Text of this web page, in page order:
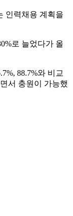
인력채용 계획을
로 늘었다가 올
88.7%와 비교
서 충원이 가능했